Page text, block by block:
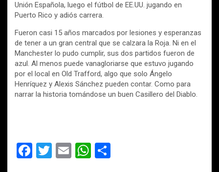
Unión Española, luego el fútbol de EE.UU. jugando en
Puerto Rico y adiós carrera.
Fueron casi 15 años marcados por lesiones y esperanzas
de tener a un gran central que se calzara la Roja. Ni en el
Manchester lo pudo cumplir, sus dos partidos fueron de
azul. Al menos puede vanagloriarse que estuvo jugando
por el local en Old Trafford, algo que solo Ángelo
Henríquez y Alexis Sánchez pueden contar. Como para
narrar la historia tomándose un buen Casillero del Diablo.
F
T
E
W